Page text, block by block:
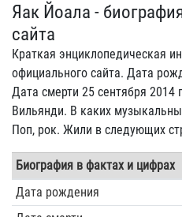
Яак Йоала -
сайта
Краткая энциклопедическая
официального сайта. Дата
Дата смерти 25 сентября 2014
Вильянди. В каких
Поп, рок. Жили в следующих
Биография в фактах и цифрах
Дата рождения